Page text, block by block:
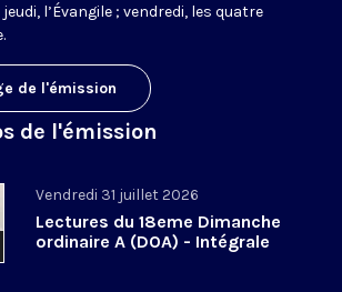
l’Évangile ; vendredi, les quatre
de l'émission
de l'émission
Vendredi 31 juillet 2026
Lectures du 18eme Dimanche
ordinaire A (DOA) - Intégrale